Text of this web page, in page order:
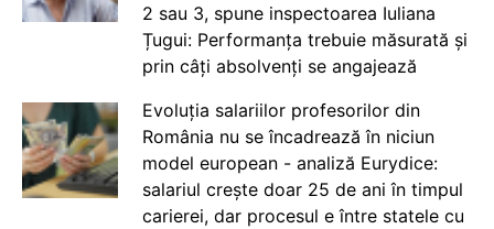
2 sau 3, spune inspectoarea Iuliana
Țugui: Performanța trebuie măsurată și
prin câți absolvenți se angajează
Evoluția salariilor profesorilor din
România nu se încadrează în niciun
model european - analiză Eurydice:
salariul crește doar 25 de ani în timpul
carierei, dar procesul e între statele cu